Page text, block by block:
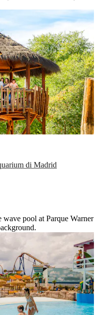
di Madrid
pool at Parque Warner